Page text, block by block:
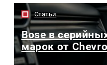
Статьи
Bose в
марок от